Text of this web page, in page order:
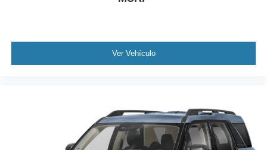
Ver Vehículo